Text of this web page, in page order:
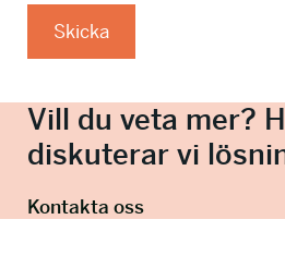
Skicka
Vill du veta mer?
diskuterar vi
Kontakta oss